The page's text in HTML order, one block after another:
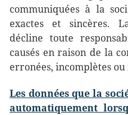
communiquées à la
exactes et sincères.
décline toute
causés en raison de la
erronées, incomplètes
Les données que la
automatiquement